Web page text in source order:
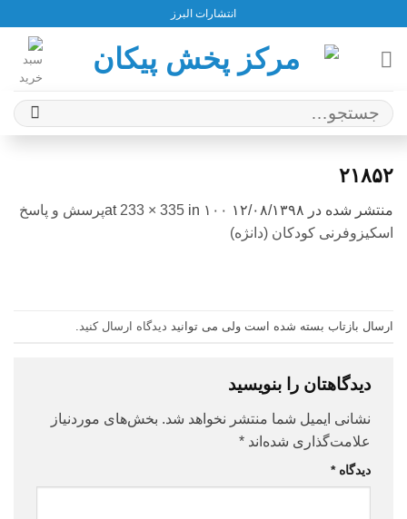
content
انتشارات البرز
جستجو
برای:
۲۱۸۵۲
منتشر شده در ۱۲/۰۸/۱۳۹۸ 233 × 335 in
۱۰۰پرسش و پاسخ
اسکیزوفرنی کودکان (دانژه)
ارسال بازتاب بسته شده است ولی می توانید دیدگاه ارسال کنید
دیدگاهتان را بنویسید
نشانی ایمیل شما منتشر نخواهد شد. بخش‌های موردنیاز
علامت‌گذاری شده‌اند *
دیدگاه*